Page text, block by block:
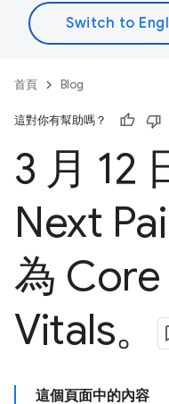
首頁 Blog
這對你有幫助嗎？
3 月 12
Next
為
Vitals。
這個頁面中的內容